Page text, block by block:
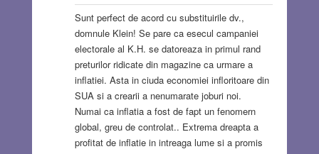
Sunt perfect de acord cu substituirile dv.,
domnule Klein! Se pare ca esecul campaniei
electorale al K.H. se datoreaza in primul rand
preturilor ridicate din magazine ca urmare a
inflatiei. Asta in ciuda economiei infloritoare din
SUA si a crearii a nenumarate joburi noi.
Numai ca inflatia a fost de fapt un fenomern
global, greu de controlat.. Extrema dreapta a
profitat de inflatie in intreaga lume si a promis